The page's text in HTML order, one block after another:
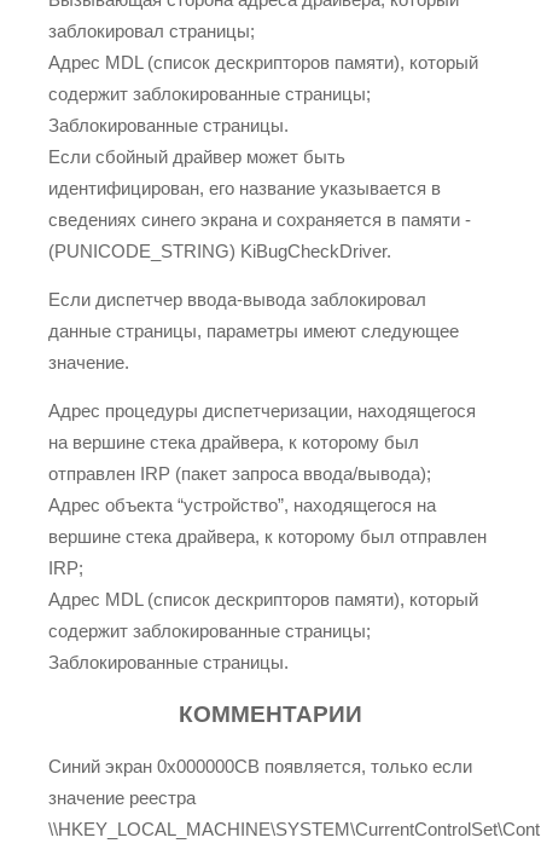
заблокировал страницы;
Адрес MDL (список дескрипторов памяти), который
содержит заблокированные страницы;
Заблокированные страницы.
Если сбойный драйвер может быть
идентифицирован, его название указывается в
сведениях синего экрана и сохраняется в памяти -
(PUNICODE_STRING) KiBugCheckDriver.
Если диспетчер ввода-вывода заблокировал
данные страницы, параметры имеют следующее
значение.
Адрес процедуры диспетчеризации, находящегося
на вершине стека драйвера, к которому был
отправлен IRP (пакет запроса ввода/вывода);
Адрес объекта “устройство”, находящегося на
вершине стека драйвера, к которому был отправлен
IRP;
Адрес MDL (список дескрипторов памяти), который
содержит заблокированные страницы;
Заблокированные страницы.
КОММЕНТАРИИ
Синий экран 0x000000CB появляется, только если
значение реестра